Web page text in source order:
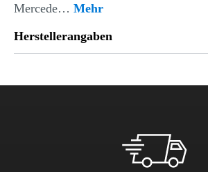
Mercede… Mehr
Herstellerangaben